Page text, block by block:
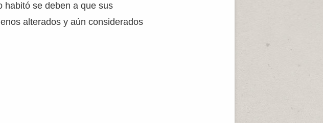
habitó se deben a que sus
alterados y aún considerados